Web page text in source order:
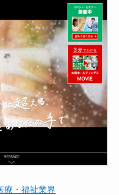
療・福祉業界